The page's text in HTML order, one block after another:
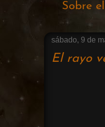
Sobre
sábado, 9 de
El rayo